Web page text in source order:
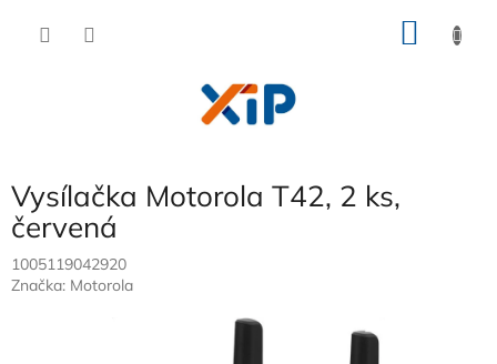
Vysílačka Motorola T42, 2 ks,
červená
1005119042920
Značka: Motorola